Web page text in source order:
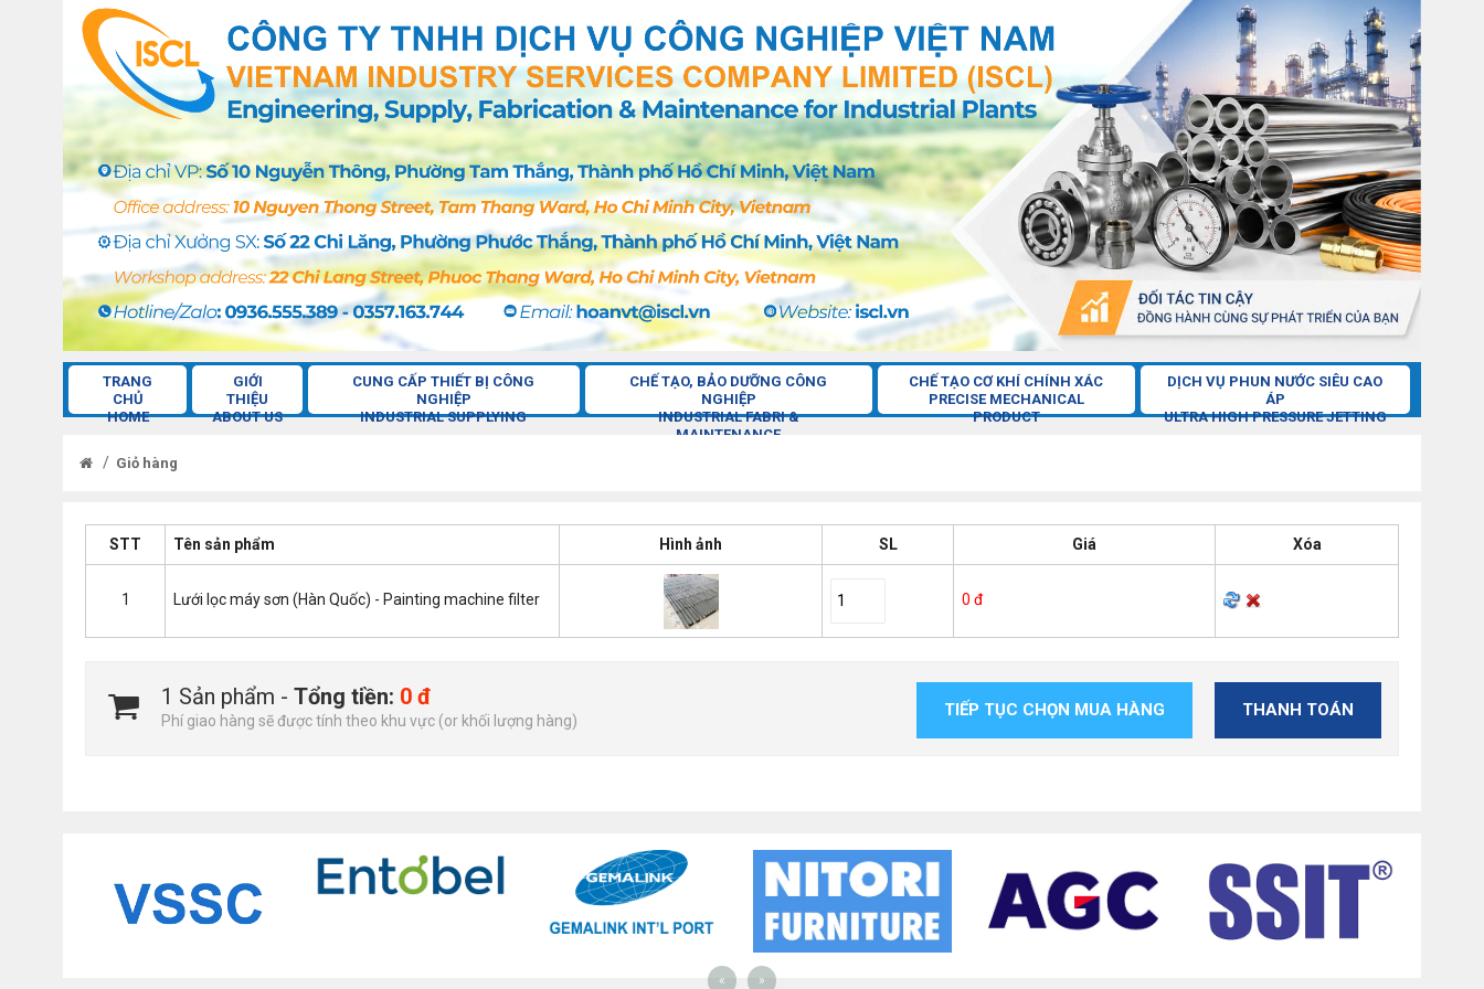
TRANG
CHỦ
HOME
GIỚI
THIỆU
ABOUT US
CUNG CẤP THIẾT BỊ CÔNG
NGHIỆP
INDUSTRIAL SUPPLYING
CHẾ TẠO, BẢO DƯỠNG CÔNG
NGHIỆP
INDUSTRIAL FABRI &
MAINTENANCE
CHẾ TẠO CƠ KHÍ CHÍNH XÁC
PRECISE MECHANICAL
PRODUCT
DỊCH VỤ PHUN NƯỚC SIÊU CAO
ÁP
ULTRA HIGH PRESSURE JETTING
/ Giỏ hàng
STT Tên sản phẩm Hình ảnh SL Giá Xóa
1 Lưới lọc máy sơn (Hàn Quốc) - Painting machine filter 0 đ
1 Sản phẩm - Tổng tiền: 0 đ
Phí giao hàng sẽ được tính theo khu vực (or khối lượng hàng)
THANH TOÁN
TIẾP TỤC CHỌN MUA HÀNG
« »